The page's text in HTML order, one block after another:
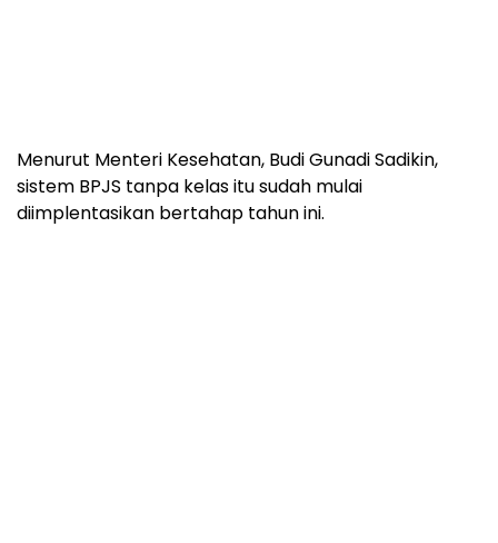
Menurut Menteri Kesehatan, Budi Gunadi Sadikin,
sistem BPJS tanpa kelas itu sudah mulai
diimplentasikan bertahap tahun ini.